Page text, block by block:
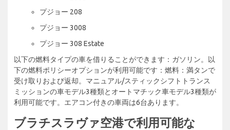
プジョー 208
プジョー 3008
プジョー 308 Estate
以下の燃料タイプの車を借りることができます：ガソリン。以
下の燃料ポリシーオプションが利用可能です：燃料：満タンで
受け取りおよび返却。マニュアル/スティックシフトトランス
ミッションの車モデル3種類とオートマチック車モデル3種類が
利用可能です。エアコン付きの車両は6台あります。
ブラチスラヴァ空港で利用可能な